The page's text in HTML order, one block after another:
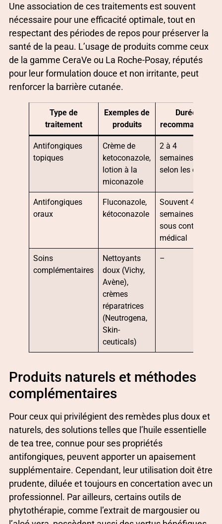
Une association de ces traitements est souvent
nécessaire pour une efficacité optimale, tout en
respectant des périodes de repos pour préserver la
santé de la peau. L’usage de produits comme ceux
de la gamme CeraVe ou La Roche-Posay, réputés
pour leur formulation douce et non irritante, peut
renforcer la barrière cutanée.
Type de
traitement
Exemples de
produits
Durée
recommandée
Antifongiques
topiques
Crème de
ketoconazole,
lotion à la
miconazole
2 à 4
semaines
selon les cas
Antifongiques
oraux
Fluconazole,
kétoconazole
Souvent 4 à 6
semaines,
sous contrôle
médical
Soins
complémentaires
Nettoyants
doux (Vichy,
Avène),
crèmes
réparatrices
(Neutrogena,
Skin-
ceuticals)
–
Produits naturels et méthodes
complémentaires
Pour ceux qui privilégient des remèdes plus doux et
naturels, des solutions telles que l’huile essentielle
de tea tree, connue pour ses propriétés
antifongiques, peuvent apporter un apaisement
supplémentaire. Cependant, leur utilisation doit être
prudente, diluée et toujours en concertation avec un
professionnel. Par ailleurs, certains outils de
phytothérapie, comme l’extrait de margousier ou